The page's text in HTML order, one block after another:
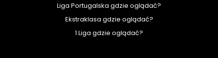
Liga Portugalska gdzie oglądać?
Ekstraklasa gdzie oglądać?
1 Liga gdzie oglądać?